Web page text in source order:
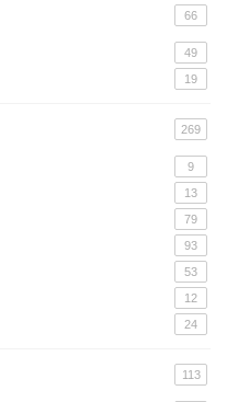
66
49
19
269
9
13
79
93
53
12
24
113